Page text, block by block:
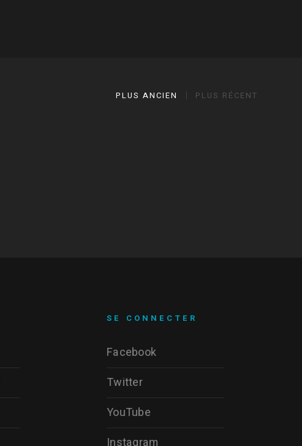
PLUS ANCIEN PLUS RÉCENT
SE CONNECTER
Facebook
Twitter
YouTube
Instagram